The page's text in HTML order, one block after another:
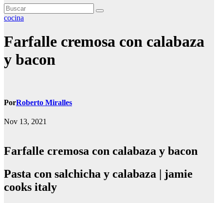
cocina
Farfalle cremosa con calabaza
y bacon
PorRoberto Miralles
Nov 13, 2021
Farfalle cremosa con calabaza y bacon
Pasta con salchicha y calabaza | jamie
cooks italy